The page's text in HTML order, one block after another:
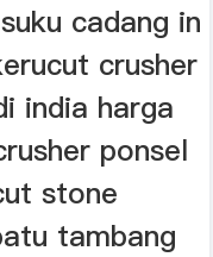
cadang in
crusher
india harga
ponsel
stone
tambang